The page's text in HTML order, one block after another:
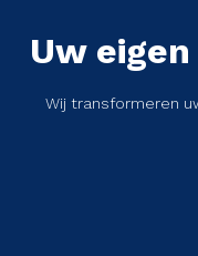
Uw
Wij transformeren